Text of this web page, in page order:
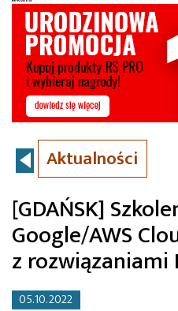
Aktualności
[GDAŃSK]
Google/AWS
z rozwiązaniami
05.10.2022